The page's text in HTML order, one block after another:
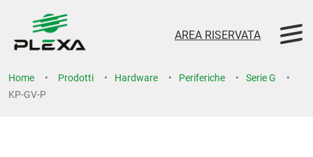
AREA RISERVATA
Home Prodotti Hardware Periferiche
Serie G
KP-GV-P